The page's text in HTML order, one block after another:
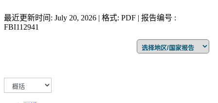
最近更新时间: July 20, 2026 | 格式: PDF | 报告编号 :
FBI112941